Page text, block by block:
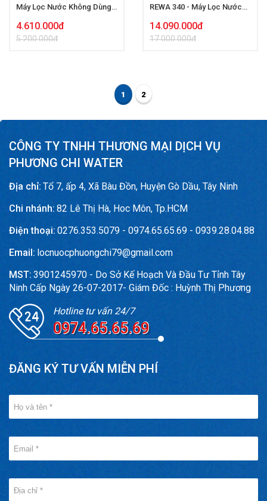
Máy Lọc Nước Không Dùng
Điện
4.610.000đ
5.200.000đ
REWA 340 - Máy Lọc Nước
Dành Cho Nhà Xưởng
14.090.000đ
17.000.000đ
1 2
CÔNG TY TNHH THƯƠNG MẠI DỊCH VỤ
PHƯƠNG CHI WATER
Địa chỉ: Tổ 7, ấp 4, Xã Bàu Đồn, Huyện Gò Dầu, Tây Ninh
Chi nhánh: 82 Lê Thị Hà, Hoc Môn, Tp.HCM
Điện thoại: 0276.353.5079 - 0974.65.65.69 - 0939.28.04.88
Email: locnuocphuongchi79@gmail.com
MST: 3901245970 - Do Sở Kế Hoạch Và Đầu Tư Tỉnh Tây
Ninh Cấp Ngày 26-07-2017- Giám Đốc : Huỳnh Thị Phương
Hotline tư vấn 24/7
0974.65.65.69
ĐĂNG KÝ TƯ VẤN MIỄN PHÍ